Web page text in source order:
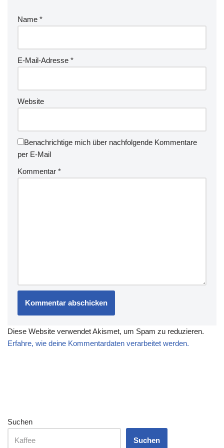
Name *
E-Mail-Adresse *
Website
Benachrichtige mich über nachfolgende Kommentare
per E-Mail
Kommentar *
Diese Website verwendet Akismet, um Spam zu reduzieren.
Erfahre, wie deine Kommentardaten verarbeitet werden.
Suchen
Suchen